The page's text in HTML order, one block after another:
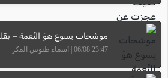
موشحات يسوع هوَ النِّعمة –
23:47 06/08 | أسماء طنوس المكر